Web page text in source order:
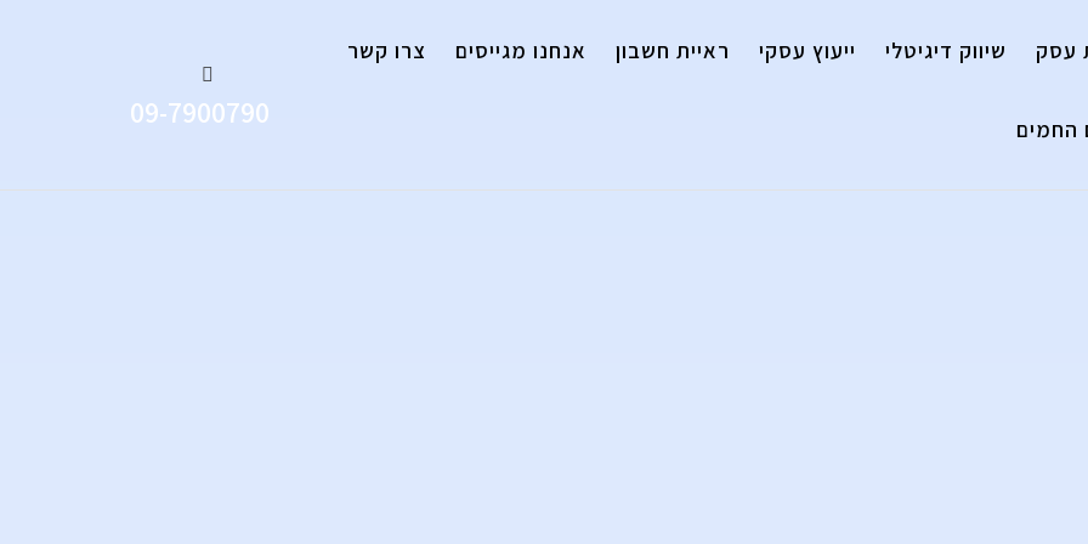
09-7900790
צרו קשר אנחנו מגייסים ראיית חשבון ייעוץ עסקי שיווק דיגיטלי עסק
החמים